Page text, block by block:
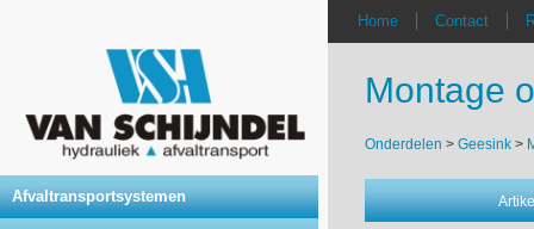
Afvaltransportsystemen
Home Contact
Montage
Onderdelen > Geesink >